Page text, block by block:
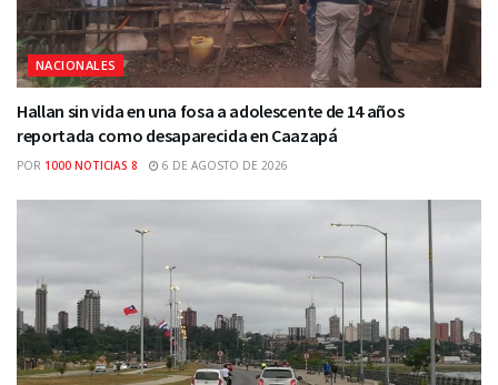
NACIONALES
Hallan sin vida en una fosa a adolescente de 14 años
reportada como desaparecida en Caazapá
POR 1000 NOTICIAS 8 6 DE AGOSTO DE 2026